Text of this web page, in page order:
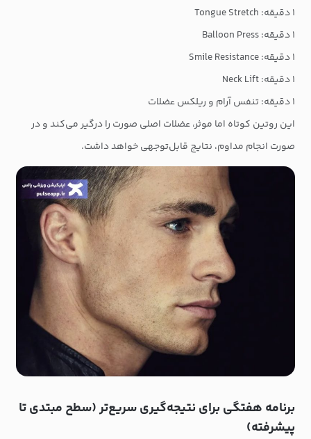
۱ دقیقه: Tongue Stretch
۱ دقیقه: Balloon Press
۱ دقیقه: Smile Resistance
۱ دقیقه: Neck Lift
۱ دقیقه: تنفس آرام و ریلکس عضلات
این روتین کوتاه اما موثر، عضلات اصلی صورت را درگیر می‌کند و در
صورت انجام مداوم، نتایج قابل‌توجهی خواهد داشت.
برنامه هفتگی برای نتیجه‌گیری سریع‌تر (سطح مبتدی تا
پیشرفته)